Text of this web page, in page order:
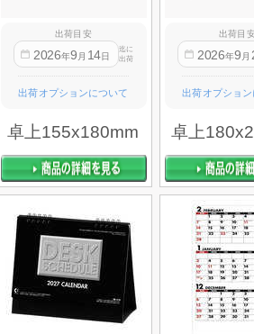
出荷目安
2026年9 月 14日
迄に
出荷
出荷オプションについて
卓上155x180mm
出荷目
2026年9 月
出荷オプショ
卓上